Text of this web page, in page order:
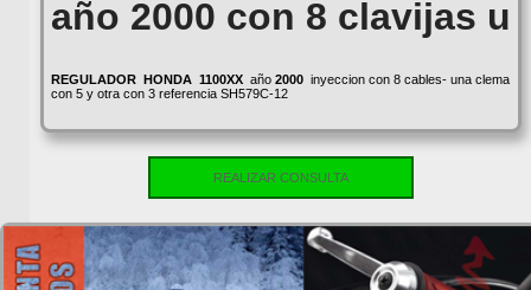
año 2000 con 8 clavijas u
REGULADOR HONDA 1100XXaño 2000inyeccion con 8 cables- una clema
con 5 y otra con 3 referencia SH579C-12
REALIZAR CONSULTA